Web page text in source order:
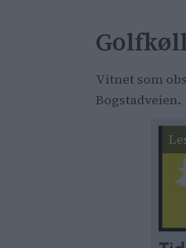
Vitnet som
Bogstadveien.